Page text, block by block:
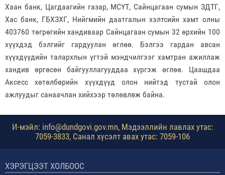
Хаан банк, Цагдаагийн газар, МСҮТ, Сайнцагаан сумын ЗДТГ,
Хас банк, ГБХЗХГ, Нийгмийн даатгалын хэлтсийн хамт олны
403760 төгрөгийн хандиваар Сайнцагаан сумын 32 өрхийн 100
хүүхдэд бэлгийг гардуулан өглөө. Бэлгээ гардан авсан
хүүхдүүдийн талархлын үгтэй мэндчилгээг хамтран ажиллаж
хандив өргөсөн байгууллагууддаа хүргэж өглөө. Цаашдаа
Аксесс хөтөлбөрийн хүүхдүүд олон нийтэд тустай олон
ажлуудыг санаачлан хийхээр төлөвлөж байна.
И-мэйл: info@dundgovi.gov.mn, Мэдээллийн лавлах утас:
7059-3833, Санал хүсэлт авах утас: 7059-106
ХЭРЭГЦЭЭТ ХОЛБООС